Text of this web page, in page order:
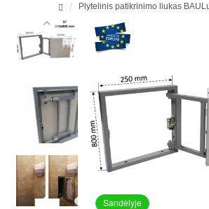
Plytelinis patikrinimo liukas
Sandėlyje